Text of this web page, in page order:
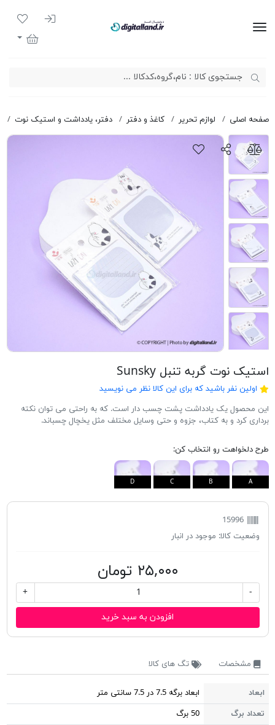
ورود به
لیست
سبد خرید
صفحه اصلی لوازم تحریر کاغذ و دفتر دفتر، یادداشت و استیک نوت
استیک نوت گربه تنبل Sunsky
اولین نفر باشید که برای این کالا نظر می نویسید
این محصول یک یادداشت پشت چسب دار است. که به راحتی می توان نکته
برداری کرد و به کتاب، جزوه و حتی وسایل مختلف مثل یخچال چسباند.
طرح دلخواهت رو انتخاب کن:
A
B
C
D
15996
وضعیت کالا: موجود در انبار
۲۵,۰۰۰ تومان
-
+
افزودن به سبد خرید
مشخصات تگ های کالا
ابعاد
ابعاد برگه 7.5 در 7.5 سانتی متر
تعداد برگ
50 برگ